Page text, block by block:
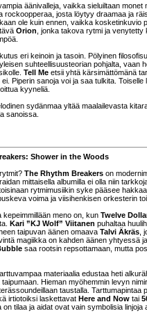
äänivalleja, vaikka sieluiltaan monet
josta löytyy draamaa ja
ole kuin ennen, vaikka kosketinkuvio
Orion , jonka takova rytmi ja
eri keinoin ja tasoin. Pölyinen
suhteellisuusteorian pohjalta, vaan
Tell Me etsii yhtä kärsimättömänä
Piperin sanoja voi ja saa tulkita. Toiselle
kyyneliä.
sydänmaa yltää maalailevasta
sanoissa.
Shower in the Woods
The Rhythm Breakers on
mittaisella albumilla ei olla niin
rytmimusiikin syke pääsee
voima ja viisihenkisen orkesterin
kepeimmillään meno on, kun Twelve
Kari ”KJ Wolf” Viitanen puhaltaa
taipuvan äänen omaava Talvi Äkräs ,
magiikka on kahden äänen yhtyessä
saa rootsin repsottamaan, mutta
materiaalia edustaa heti
Hieman myöhemmin levyn
taustalla.
irtiotoiksi laskettavat Here and Now tai
on tilaa ja aidat ovat vain symbolisia linjoja